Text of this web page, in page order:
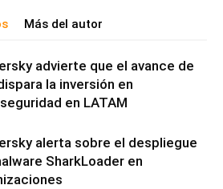
Más del autor
advierte que el avance de
la inversión en
en LATAM
alerta sobre el despliegue
SharkLoader en